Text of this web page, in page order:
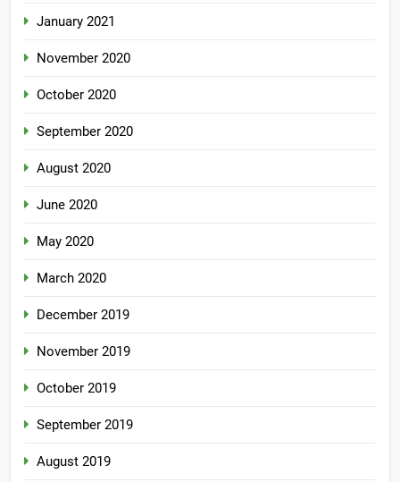
January 2021
November 2020
October 2020
September 2020
August 2020
June 2020
May 2020
March 2020
December 2019
November 2019
October 2019
September 2019
August 2019